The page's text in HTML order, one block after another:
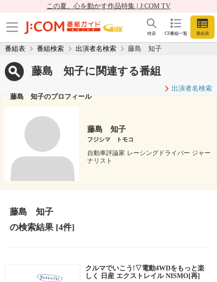
この夏、心を動かす作品特集 | J:COM TV
CS番組一覧 番組表
検索
番組表 番組検索 出演者名検索 藤島 知子
藤島 知子に関連する番組
出演者名検索
藤島 知子のプロフィール
藤島 知子
フジシマ トモコ
自動車評論家 レーシングドライバー ジャー
ナリスト
藤島 知子
の検索結果[4件]
クルマでいこう!▽電動4WDをもっと楽
しく 日産 エクストレイル NISMO[再]